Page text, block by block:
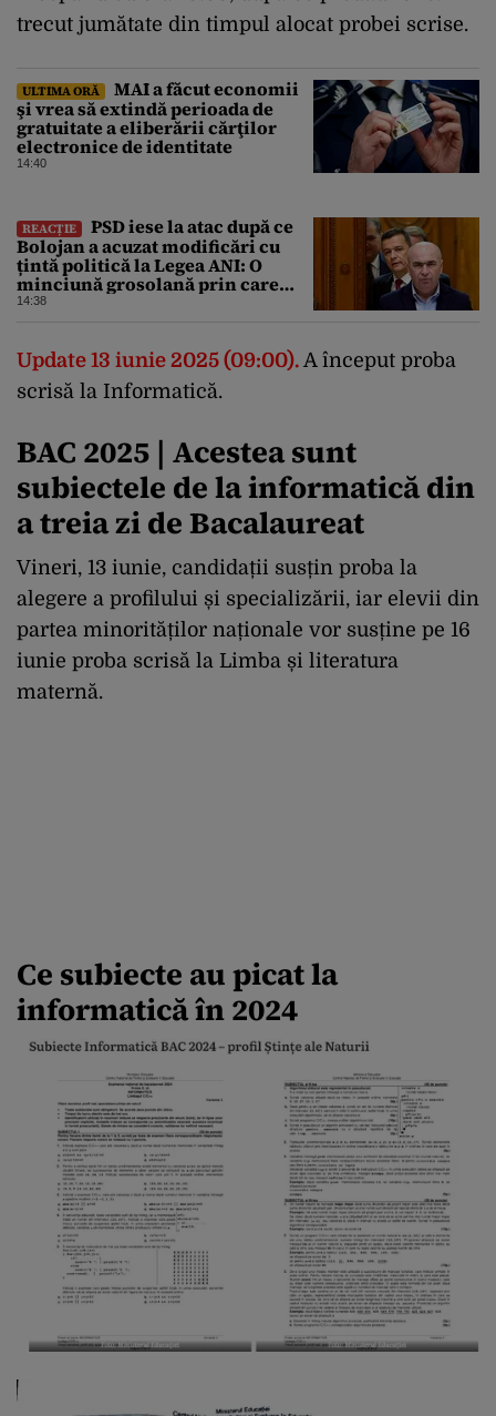
trecut jumătate din timpul alocat probei scrise.
ULTIMA ORĂ
MAI a făcut economii
şi vrea să extindă perioada de
gratuitate a eliberării cărţilor
electronice de identitate
14:40
REACȚIE
PSD iese la atac după ce
Bolojan a acuzat modificări cu
țintă politică la Legea ANI: O
minciună grosolană prin care
încearcă să acopere culpa PNL-
14:38
Update 13 iunie 2025 (09:00). A început proba
scrisă la Informatică.
BAC 2025 | Acestea sunt
subiectele de la informatică din
a treia zi de Bacalaureat
Vineri, 13 iunie, candidații susțin proba la
alegere a profilului și specializării, iar elevii din
partea minorităților naționale vor susține pe 16
iunie proba scrisă la Limba și literatura
maternă.
Ce subiecte au picat la
informatică în 2024